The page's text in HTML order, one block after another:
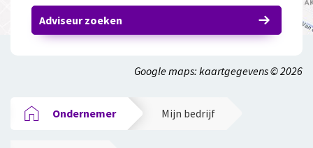
Adviseur zoeken
Google maps: kaartgegevens © 2026
Ondernemer Mijn bedrijf